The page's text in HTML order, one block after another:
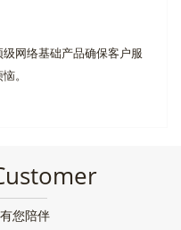
网络基础产品确保客户服
。
您陪伴